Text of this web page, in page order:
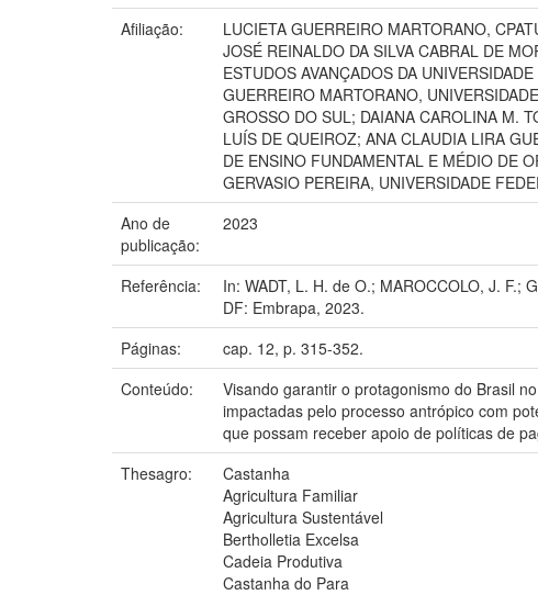
Afiliação:
LUCIETA GUERREIRO MARTORANO,
JOSÉ REINALDO DA SILVA CABRAL DE
ESTUDOS AVANÇADOS DA
GUERREIRO MARTORANO,
GROSSO DO SUL; DAIANA CAROLINA M.
LUÍS DE QUEIROZ; ANA CLAUDIA LIRA
DE ENSINO FUNDAMENTAL E MÉDIO DE
GERVASIO PEREIRA, UNIVERSIDADE
Ano de
publicação:
2023
Referência:
In: WADT, L. H. de O.; MAROCCOLO, J. F.;
DF: Embrapa, 2023.
Páginas:
cap. 12, p. 315-352.
Conteúdo:
Visando garantir o protagonismo do Brasil
impactadas pelo processo antrópico com
que possam receber apoio de políticas de
Thesagro:
Castanha
Agricultura Familiar
Agricultura Sustentável
Bertholletia Excelsa
Cadeia Produtiva
Castanha do Para